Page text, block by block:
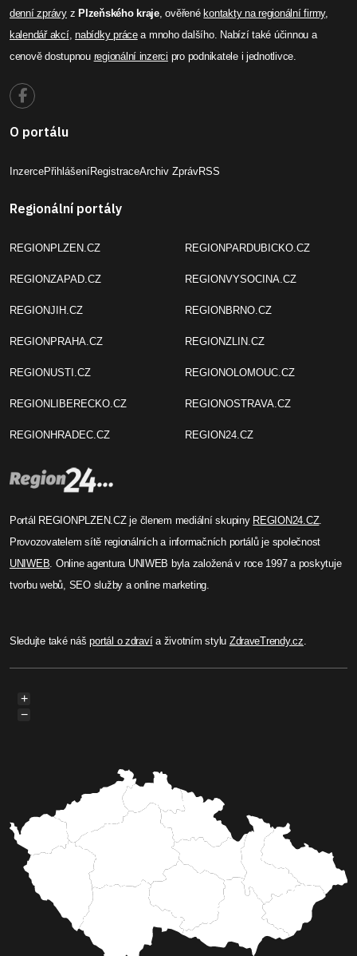
denní zprávyzPlzeňského kraje, ověřenékontakty na regionální firmy,
kalendář akcí,nabídky prácea mnoho dalšího. Nabízí také účinnou a
cenově dostupnou regionální inzerci pro podnikatele i jednotlivce.
O portálu
InzercePřihlášeníRegistraceArchiv ZprávRSS
Regionální portály
REGIONPLZEN.CZ
REGIONZAPAD.CZ
REGIONJIH.CZ
REGIONPRAHA.CZ
REGIONUSTI.CZ
REGIONLIBERECKO.CZ
REGIONHRADEC.CZ
REGIONPARDUBICKO.CZ
REGIONVYSOCINA.CZ
REGIONBRNO.CZ
REGIONZLIN.CZ
REGIONOLOMOUC.CZ
REGIONOSTRAVA.CZ
REGION24.CZ
Portál REGIONPLZEN.CZ je členem mediální skupiny REGION24.CZ.
Provozovatelem sítě regionálních a informačních portálů je společnost
UNIWEB . Online agentura UNIWEB byla založená v roce 1997 a poskytuje
tvorbu webů, SEO služby a online marketing.
Sledujte také nášportál o zdravía životním stylu ZdraveTrendy.cz
+
−